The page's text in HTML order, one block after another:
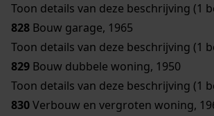
Toon details van deze beschrijving (1
828 Bouw garage, 1965
Toon details van deze beschrijving (1
829 Bouw dubbele woning, 1950
Toon details van deze beschrijving (1
830Verbouw en vergroten woning,